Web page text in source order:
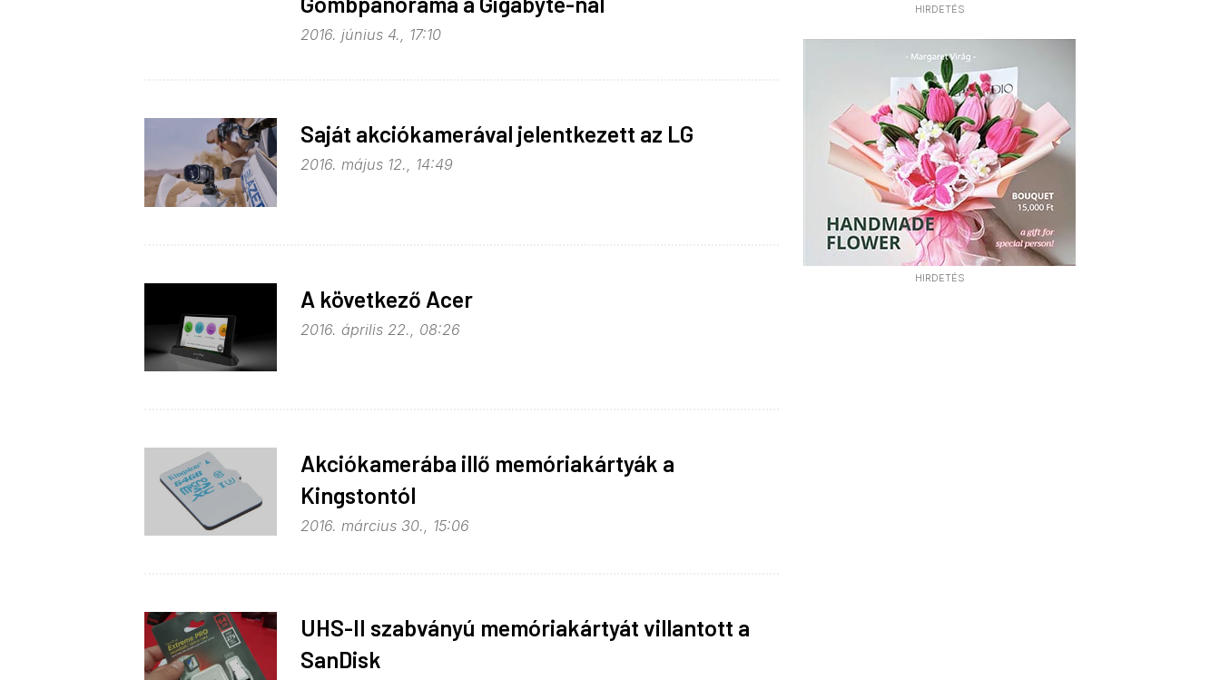
HIRDETÉS
HIRDETÉS
2016. június 4., 17:10
Saját akciókamerával jelentkezett az LG
2016. május 12., 14:49
A következő Acer
2016. április 22., 08:26
Akciókamerába illő memóriakártyák a
Kingstontól
2016. március 30., 15:06
UHS-II szabványú memóriakártyát villantott a
SanDisk